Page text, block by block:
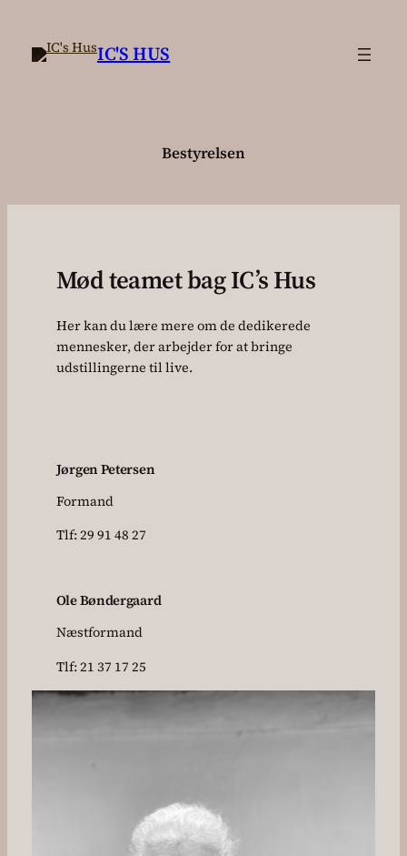
indhold
IC'S HUS
Bestyrelsen
Mød teamet bag IC’s Hus
Her kan du lære mere om de dedikerede
mennesker, der arbejder for at bringe
udstillingerne til live.
Jørgen Petersen
Formand
Tlf: 29 91 48 27
Ole Bøndergaard
Næstformand
Tlf: 21 37 17 25